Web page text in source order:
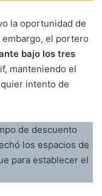
la oportunidad de
el portero
bajo los tres
manteniendo el
intento de
de descuento
los espacios de
para establecer el